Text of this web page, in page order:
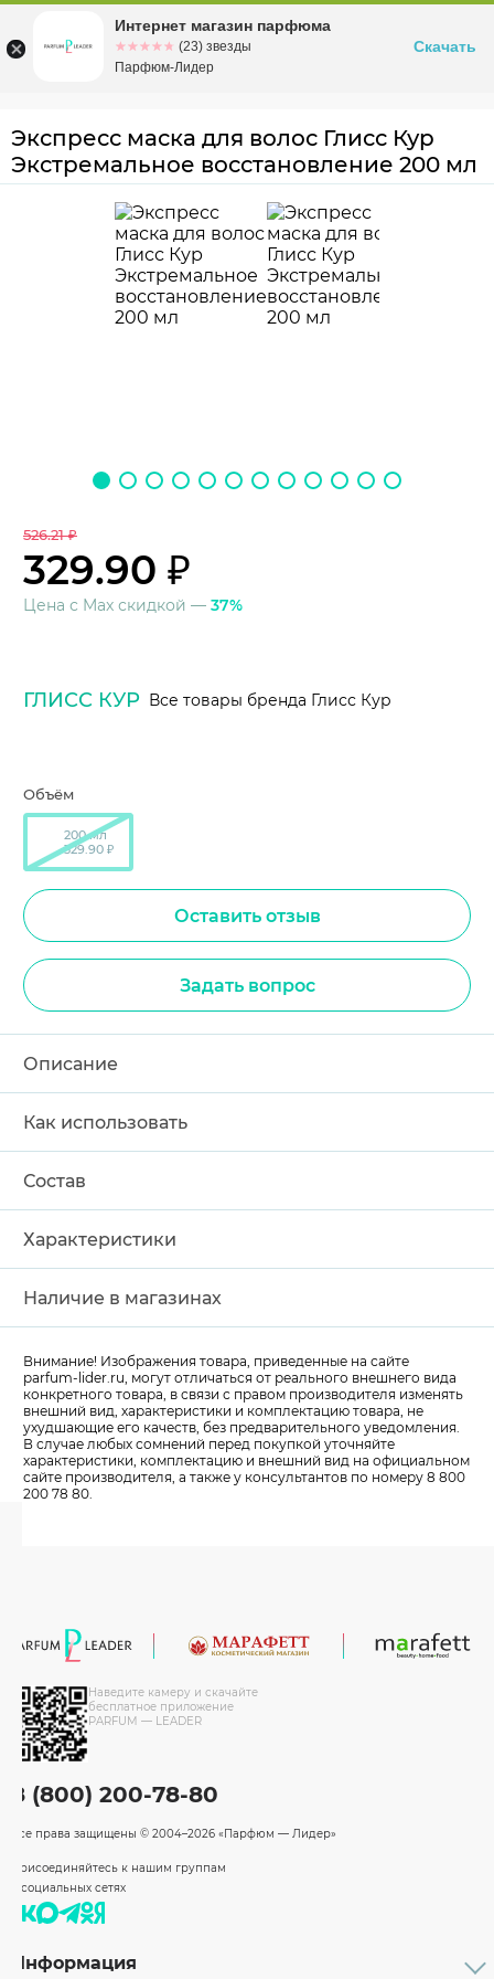
Омскул. Заозерная, 11, к. 1
Экспресс маска для волос Глисс Кур
Экстремальное восстановление 200 мл
526.21 ₽
329.90 ₽
Цена с Max скидкой — 37%
ГЛИСС КУР Все товары бренда Глисс Кур
Объём
200 мл
329.90 ₽
Оставить отзыв
Задать вопрос
Описание
Как использовать
Состав
Характеристики
Наличие в магазинах
Внимание! Изображения товара, приведенные на сайте
parfum-lider.ru, могут отличаться от реального внешнего вида
конкретного товара, в связи с правом производителя изменять
внешний вид, характеристики и комплектацию товара, не
ухудшающие его качеств, без предварительного уведомления.
В случае любых сомнений перед покупкой уточняйте
характеристики, комплектацию и внешний вид на официальном
сайте производителя, а также у консультантов по номеру 8 800
200 78 80.
Наведите камеру и скачайте
бесплатное приложение
PARFUM — LEADER
8 (800) 200-78-80
Все права защищены © 2004–2026 «Парфюм — Лидер»
Присоединяйтесь к нашим группам
в социальных сетях
Информация
Интернет магазин парфюма
☆☆☆☆☆
★★★★★ (23) звезды
Парфюм-Лидер
Скачать